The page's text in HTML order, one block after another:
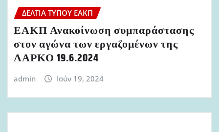
ΔΕΛΤΊΑ ΤΎΠΟΥ ΕΑΚΠ
ΕΑΚΠ Ανακοίνωση συμπαράστασης
στον αγώνα των εργαζομένων της
ΛΑΡΚΟ 19.6.2024
admin Ιούν 19, 2024